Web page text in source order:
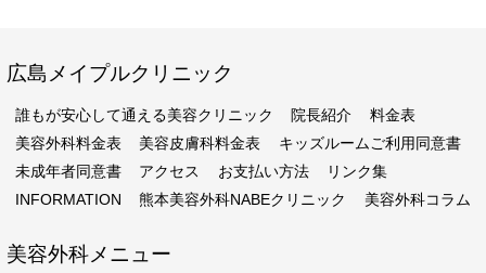
広島メイプルクリニック
誰もが安心して通える美容クリニック 院長紹介
料金表
美容外科料金表
美容皮膚科料金表
キッズルームご利用同意書
未成年者同意書
アクセス お支払い方法
リンク集
INFORMATION
熊本美容外科NABEクリニック 美容外科コラム
美容外科メニュー